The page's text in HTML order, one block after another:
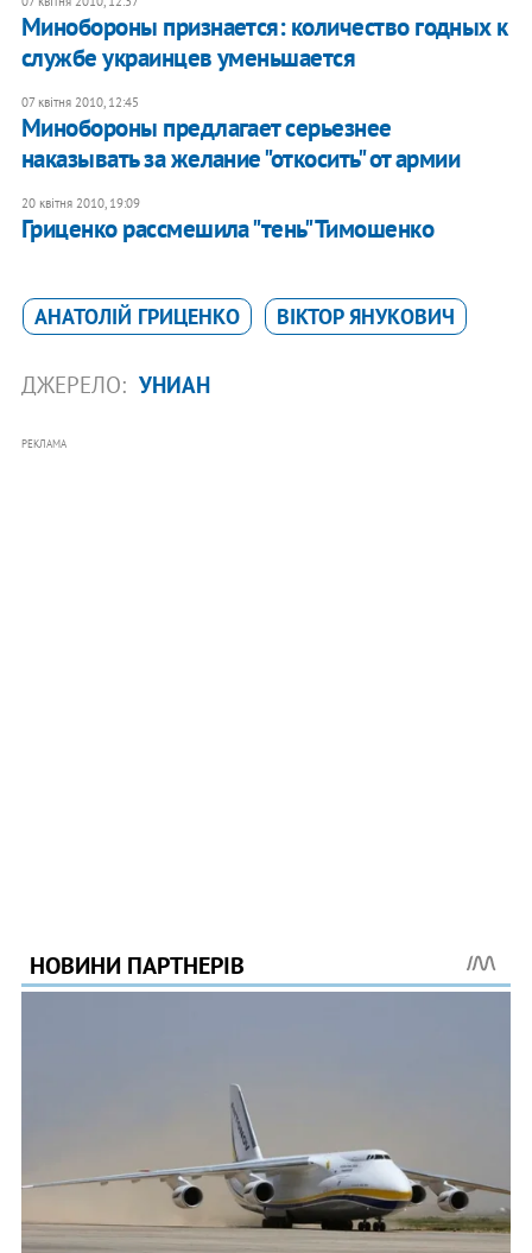
Минобороны признается: количество годных к
службе украинцев уменьшается
07 квітня 2010, 12:45
Минобороны предлагает серьезнее
наказывать за желание "откосить" от армии
20 квітня 2010, 19:09
Гриценко рассмешила "тень" Тимошенко
АНАТОЛІЙ ГРИЦЕНКО ВІКТОР ЯНУКОВИЧ
ДЖЕРЕЛО: УНИАН
РЕКЛАМА